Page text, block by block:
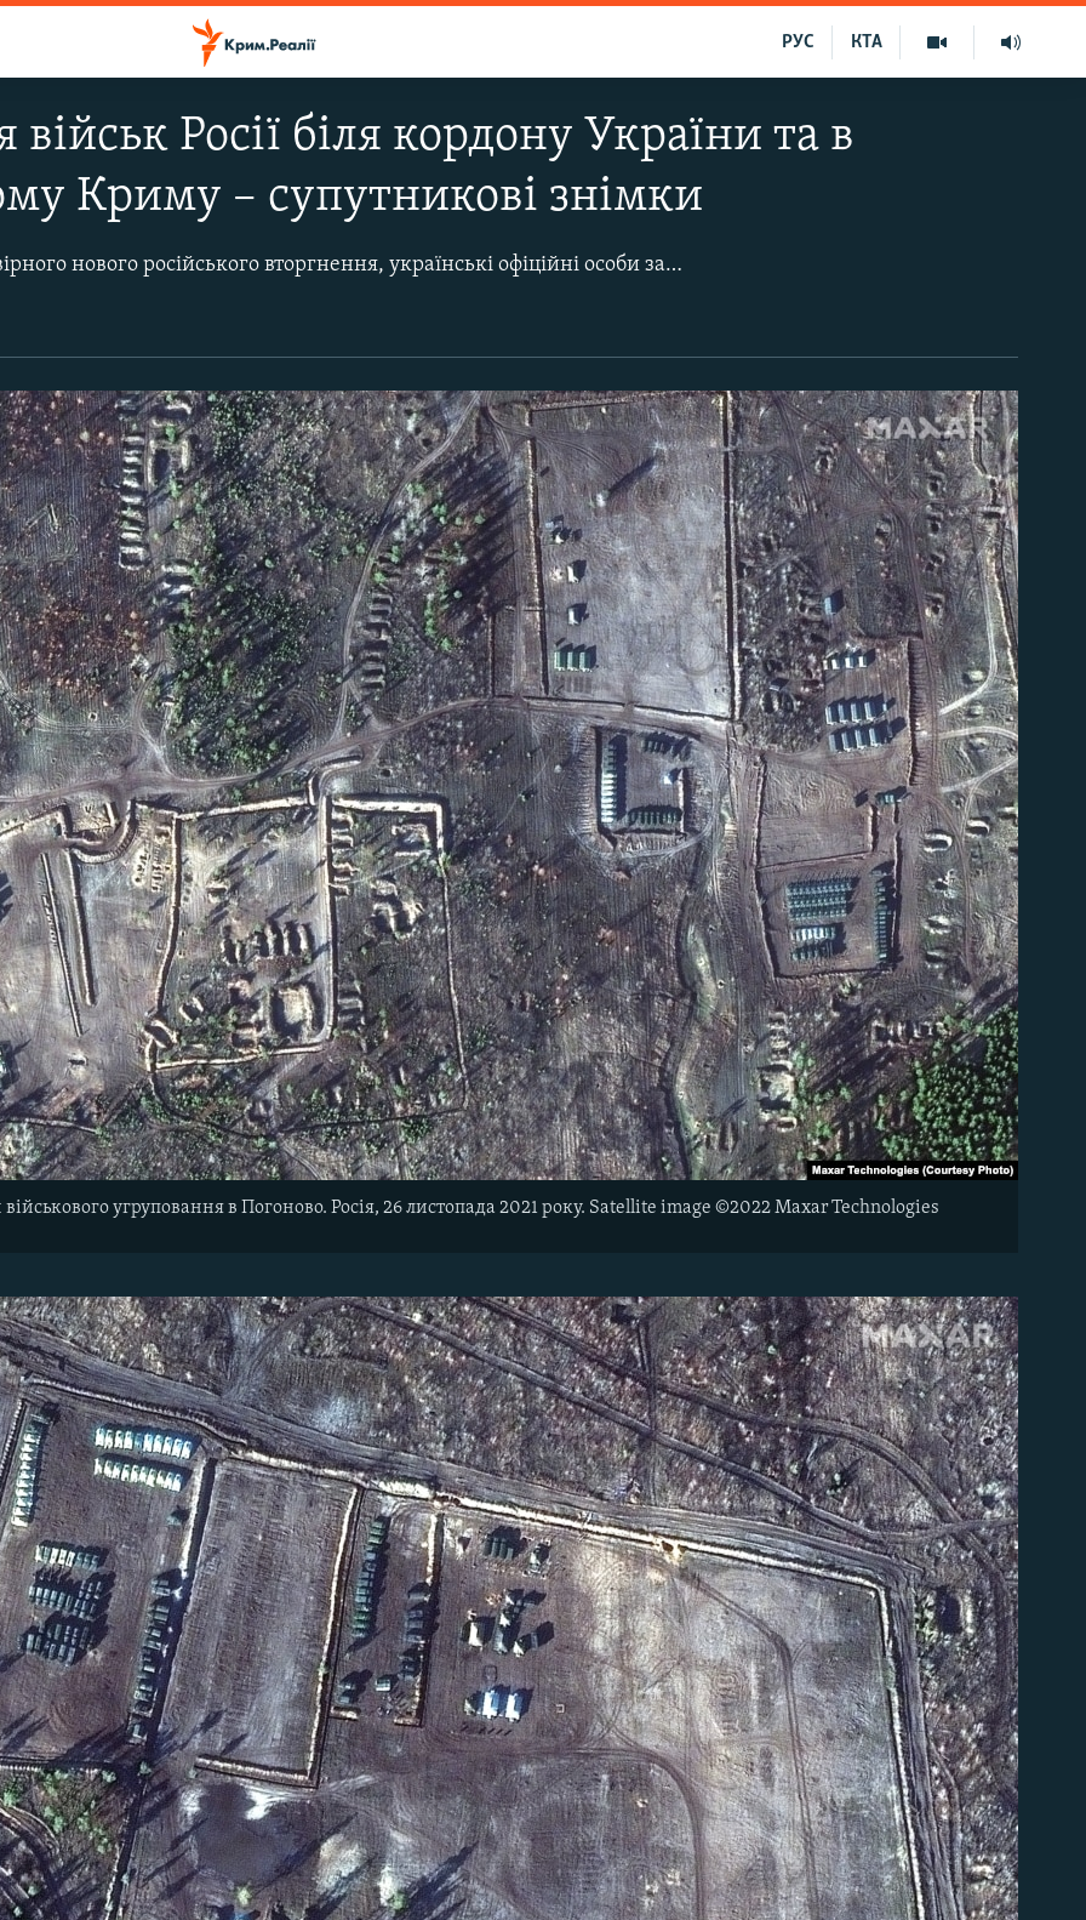
КТА
РУС
Росії біля кордону України та в
Криму – супутникові знімки
На тлі побоювань ймовірного нового російського вторгнення, українські офіційні особи заявляють про понад 90 000 російських військовослужбовців, розміщених вздовж кордону України та в окупованому Росією у 2014 році Криму.
угруповання в Погоново. Росія, 26 листопада 2021 року. Satellite image ©2022 Maxar Technologies